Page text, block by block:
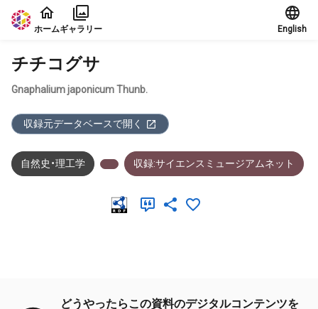
本文に飛ぶ
ホームギャラリー English
チチコグサ
Gnaphalium japonicum Thunb.
収録元データベースで開く
自然史・理工学 収録:サイエンスミュージアムネット
どうやったらこの資料のデジタルコンテンツを